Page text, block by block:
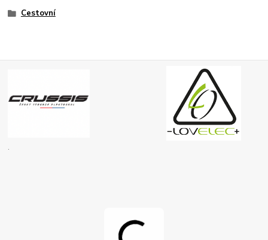
Cestovní
.